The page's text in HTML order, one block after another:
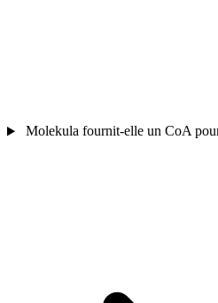
Molekula fournit-elle un CoA